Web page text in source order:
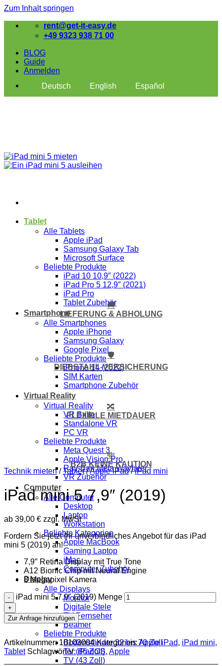
Zum Inhalt springen
rent@get-it-easy.de
+49 9323 938 71 00
BLOG
Guide
Anmelden
Deutsch
English Español
Tablet
Alle Tablets
Apple iPad
Samsung Galaxy Tab
Microsoft Surface
Beliebte Produkte
iPad 10 10,9″ (2022)
iPad Pro 5 12,9″ (2021)
iPad Pro
Tablet Zubehör
Smartphone
Alle Smartphones
Apple iPhone
Samsung Galaxy
Google Pixel
Beliebte Produkte
iPhone 14 (2022)
SIM Karten
Smartphone Zubehör
Virtual Reality
Virtual Reality
VR Brille
Standalone VR
PC VR
Beliebte Produkte
Meta Quest 3
Apple Vision Pro
Ray-Ban Meta Wayfarer
VR Zubehör
Computer
Alle Computer
Desktop
Laptop
Workstation
Beliebte Kategorien
Apple MacBook
Gaming Laptop
iMac
Computer Zubehör
Display
Alle Displays
Monitor
Digitale Stele
TV Fernseher
Beamer
Beliebte Produkte
Bodenständer 32 bis 70 Zoll
TV (86 Zoll)
TV (43 Zoll)
🚚
LIEFERUNG & ABHOLUNG
🛡️
DIEBSTAHL-VERSICHERUNG
🔀
FLEXIBLE MIETDAUER
💸
B2B KEINE KAUTION
Technik mieten / Tablet /Apple iPad / iPad mini
iPad mini 5 7,9″ (2019)
ab 39,00 € zzgl. MwSt
Fordern Sie jetzt Ihr unverbindliches Angebot für das iPad
mini 5 (2019) an!
7,9″ Retina Display mit True Tone
A12 Bionic Chip mit Neural Engine
8 Megapixel Kamera
iPad mini 5 7,9" (2019) Menge
Zur Anfrage hinzufügen
Artikelnummer:10103004 Kategorien:Apple iPad, iPad mini,
Tablet Schlagwörter:iPadOS, Apple